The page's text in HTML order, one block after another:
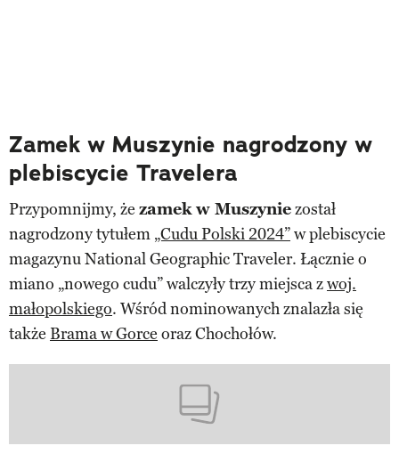
Zamek w Muszynie nagrodzony w
plebiscycie Travelera
Przypomnijmy, że zamek w Muszyniezostał
nagrodzony tytułem „Cudu Polski 2024”w plebiscycie
magazynu National Geographic Traveler. Łącznie o
miano „nowego cudu” walczyły trzy miejsca zwoj.
małopolskiego. Wśród nominowanych znalazła się
także Brama w Gorce oraz Chochołów.